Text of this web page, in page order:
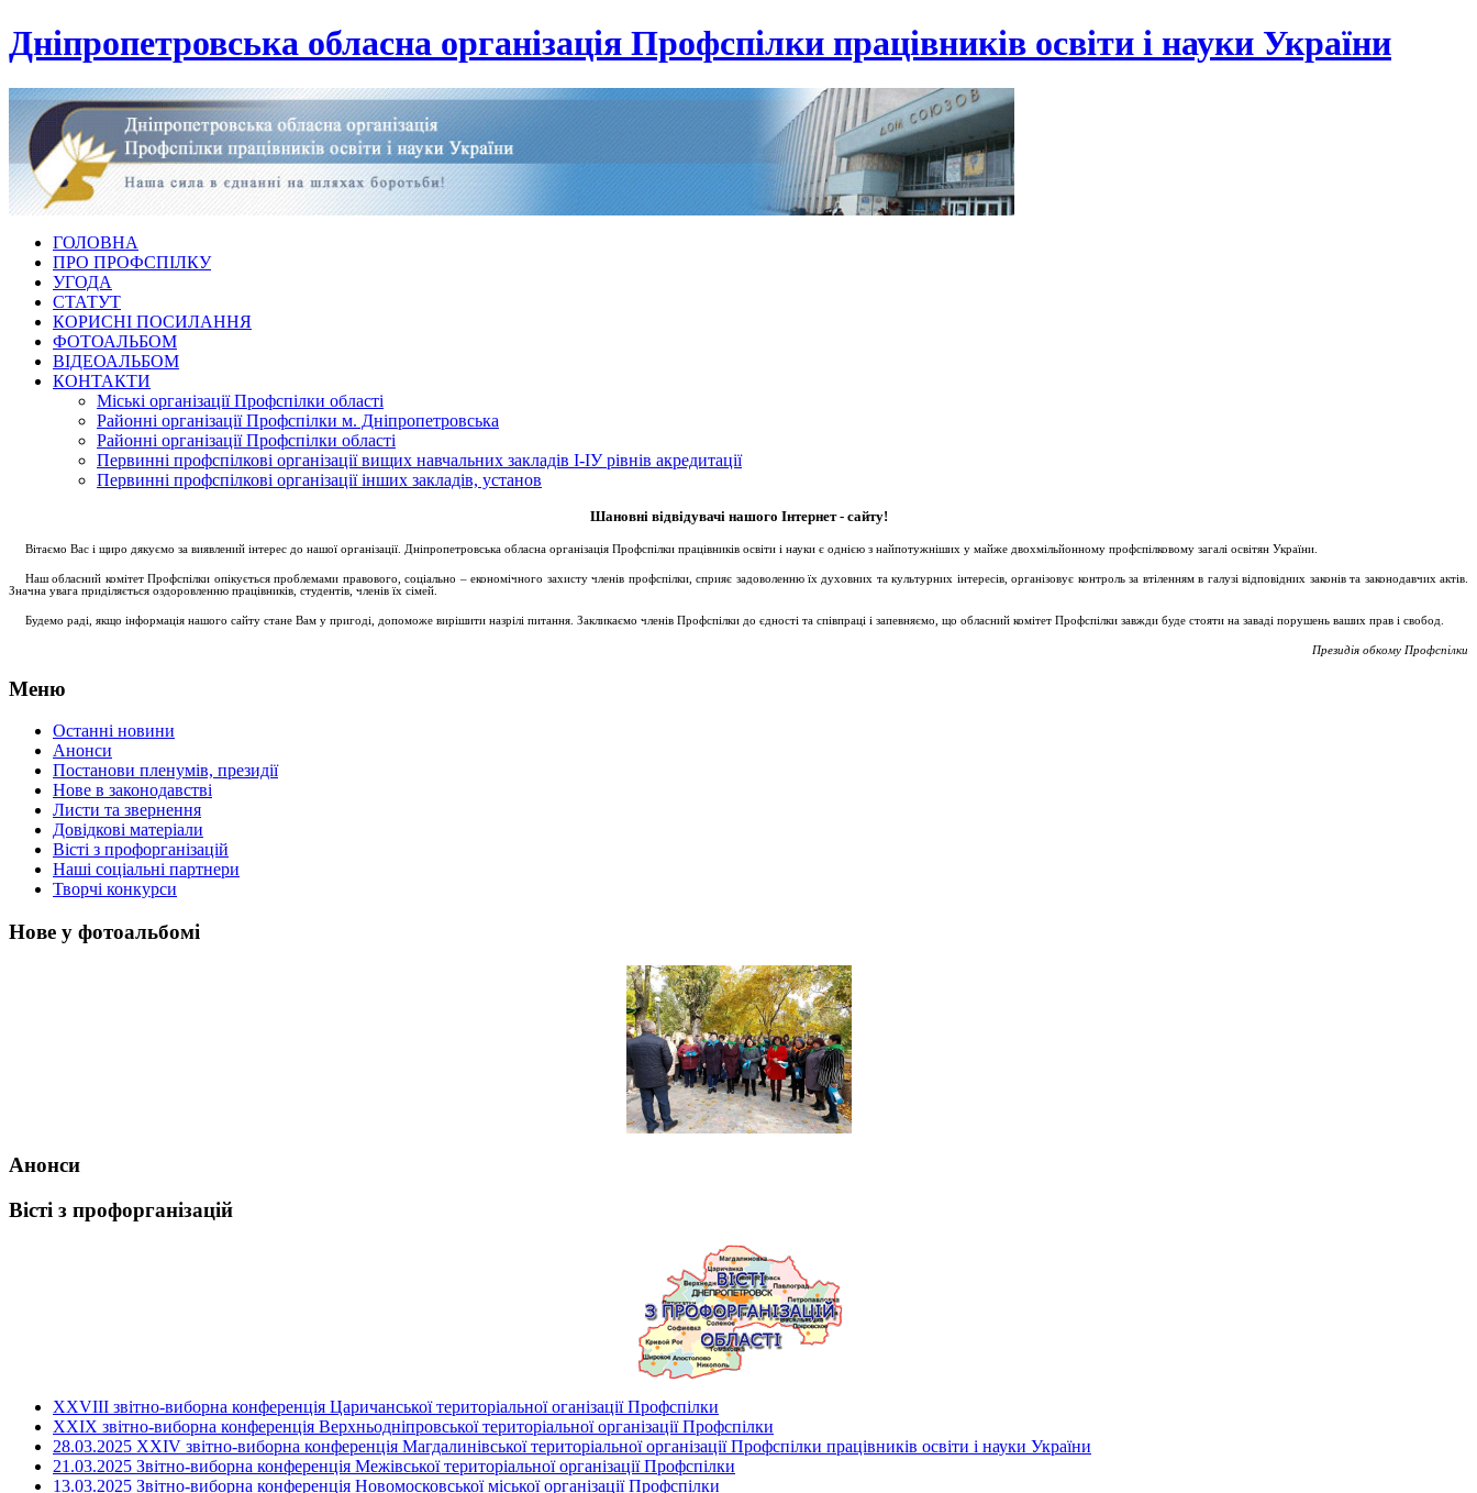
Дніпропетровська обласна організація Профспілки працівників освіти і науки України
ГОЛОВНА
ПРО ПРОФСПІЛКУ
УГОДА
СТАТУТ
КОРИСНІ ПОСИЛАННЯ
ФОТОАЛЬБОМ
ВІДЕОАЛЬБОМ
КОНТАКТИ
Міські організації Профспілки області
Районні організації Профспілки м. Дніпропетровська
Районні організації Профспілки області
Первинні профспілкові організації вищих навчальних закладів І-ІУ рівнів акредитації
Первинні профспілкові організації інших закладів, установ
Шановні відвідувачі нашого Інтернет - сайту!
Вітаємо Вас і щиро дякуємо за виявлений інтерес до нашої організації. Дніпропетровська обласна організація Профспілки працівників освіти і науки є однією з найпотужніших у майже двохмільйонному профспілковому загалі освітян України.
Наш обласний комітет Профспілки опікується проблемами правового, соціально – економічного захисту членів профспілки, сприяє задоволенню їх духовних та культурних інтересів, організовує контроль за втіленням в галузі відповідних законів та законодавчих актів.
Значна увага приділяється оздоровленню працівників, студентів, членів їх сімей.
Будемо раді, якщо інформація нашого сайту стане Вам у пригоді, допоможе вирішити назрілі питання. Закликаємо членів Профспілки до єдності та співпраці і запевняємо, що обласний комітет Профспілки завжди буде стояти на заваді порушень ваших прав і свобод.
Президія обкому Профспілки
Меню
Останні новини
Анонси
Постанови пленумів, президії
Нове в законодавстві
Листи та звернення
Довідкові матеріали
Вісті з профорганізацій
Наші соціальні партнери
Творчі конкурси
Нове у фотоальбомі
Анонси
Вісті з профорганізацій
ХХVIII звітно-виборна конференція Царичанської територіальної оганізації Профспілки
XXIX звітно-виборна конференція Верхньодніпровської територіальної організації Профспілки
28.03.2025 ХХІV звітно-виборна конференція Магдалинівської територіальної організації Профспілки працівників освіти і науки України
21.03.2025 Звітно-виборна конференція Межівської територіальної організації Профспілки
13.03.2025 Звітно-виборна конференція Новомосковської міської організації Профспілки